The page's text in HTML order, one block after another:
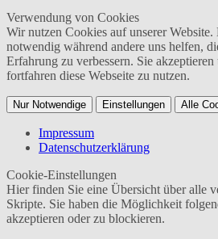
Verwendung von Cookies
Wir nutzen Cookies auf unserer
notwendig während andere uns helfen,
Erfahrung zu verbessern. Sie
fortfahren diese Webseite zu nutzen.
Nur Notwendige Einstellungen Alle
Impressum
Datenschutzerklärung
Cookie-Einstellungen
Hier finden Sie eine Übersicht über alle
Skripte. Sie haben die Möglichkeit
akzeptieren oder zu blockieren.